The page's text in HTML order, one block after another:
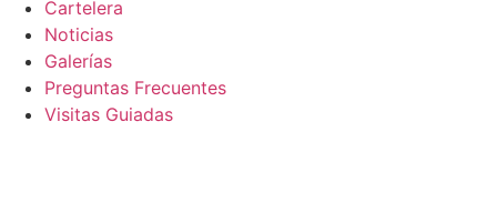
Cartelera
Noticias
Galerías
Preguntas Frecuentes
Visitas Guiadas